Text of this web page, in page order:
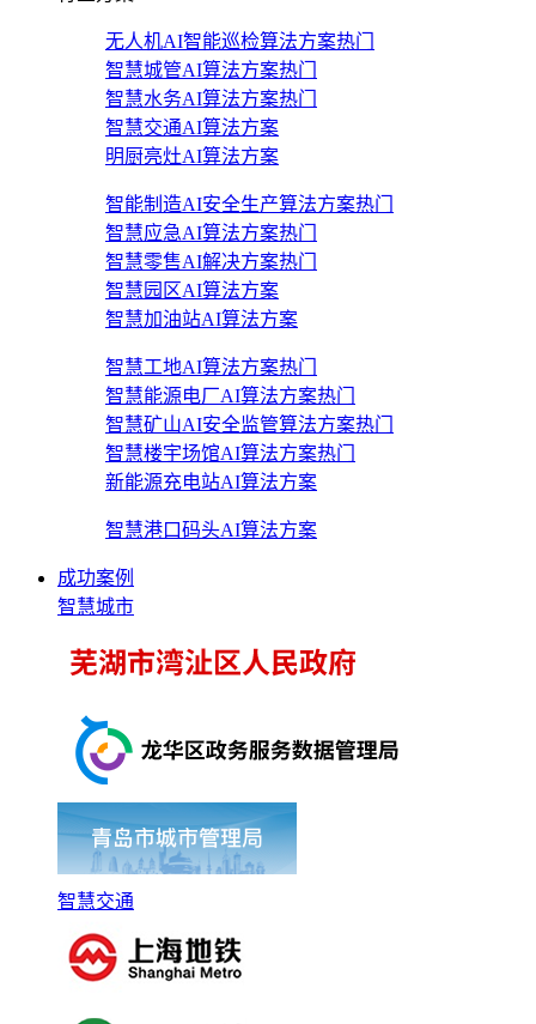
无人机AI智能巡检算法方案热门
智慧城管AI算法方案热门
智慧水务AI算法方案热门
智慧交通AI算法方案
明厨亮灶AI算法方案
智能制造AI安全生产算法方案热门
智慧应急AI算法方案热门
智慧零售AI解决方案热门
智慧园区AI算法方案
智慧加油站AI算法方案
智慧工地AI算法方案热门
智慧能源电厂AI算法方案热门
智慧矿山AI安全监管算法方案热门
智慧楼宇场馆AI算法方案热门
新能源充电站AI算法方案
智慧港口码头AI算法方案
成功案例
智慧城市
智慧交通